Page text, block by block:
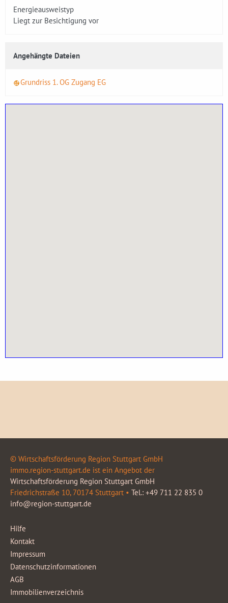
Energieausweistyp
Liegt zur Besichtigung vor
Angehängte Dateien
Grundriss 1. OG Zugang EG
© Wirtschaftsförderung Region Stuttgart GmbH
immo.region-stuttgart.de ist ein Angebot der
Wirtschaftsförderung Region Stuttgart GmbH
Friedrichstraße 10, 70174 Stuttgart • Tel.: +49 711 22 835 0
info@region-stuttgart.de
Hilfe
Kontakt
Impressum
Datenschutzinformationen
AGB
Immobilienverzeichnis